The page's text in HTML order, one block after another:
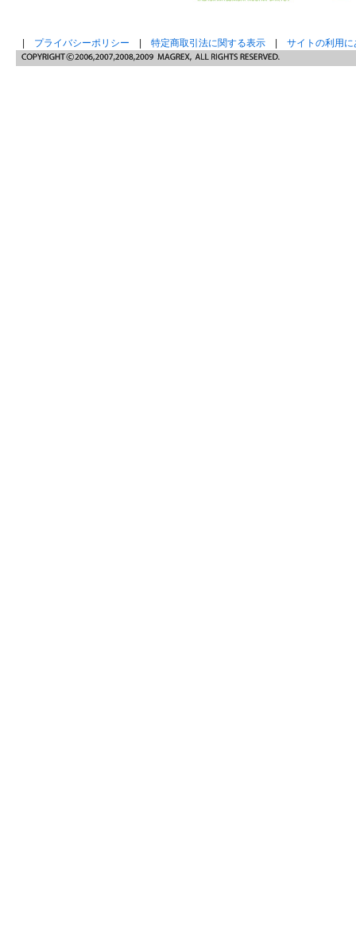
プライバシーポリシー 特定商取引法に関する表示 サイトの利用に